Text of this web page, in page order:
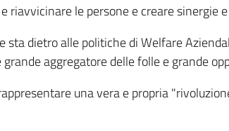
riavvicinare le persone e creare
dietro alle politiche di Welfare
aggregatore delle folle e grande
una vera e propria